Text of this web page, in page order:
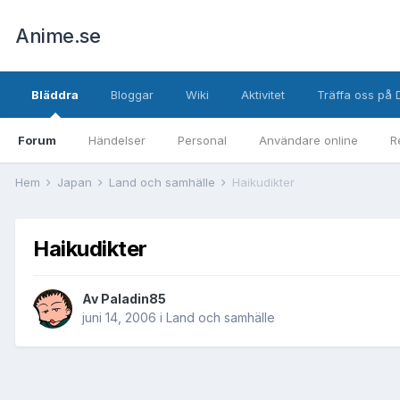
Anime.se
Bläddra
Forum Händelser Personal Användare online
Bloggar Wiki Aktivitet Träffa oss på
Hem Japan Land och samhälle Haikudikter
Haikudikter
Av Paladin85
juni 14, 2006 i Land och samhälle